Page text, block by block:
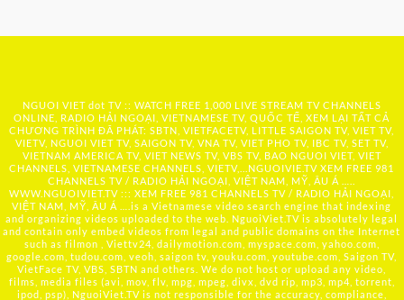
NGUOI VIET dot TV :: WATCH FREE 1,000 LIVE STREAM TV CHANNELS
ONLINE, RADIO HẢI NGOẠI, VIETNAMESE TV, QUỐC TẾ, XEM LẠI TẤT CẢ
CHƯƠNG TRÌNH ĐÃ PHÁT: SBTN, VIETFACETV, LITTLE SAIGON TV, VIET TV,
VIETV, NGUOI VIET TV, SAIGON TV, VNA TV, VIET PHO TV, IBC TV, SET TV,
VIETNAM AMERICA TV, VIET NEWS TV, VBS TV, BAO NGUOI VIET, VIET
CHANNELS, VIETNAMESE CHANNELS, VIETV,... NGUOIVIE.TV XEM FREE 981
CHANNELS TV / RADIO HẢI NGOẠI, VIỆT NAM, MỸ, ÂU Á …..
WWW.NGUOIVIET.TV ::: XEM FREE 981 CHANNELS TV / RADIO HẢI NGOẠI,
VIỆT NAM, MỸ, ÂU Á ….is a Vietnamese video search engine that indexing
and organizing videos uploaded to the web. NguoiViet.TV is absolutely legal
and contain only embed videos from legal and public domains on the Internet
such as filmon , Viettv24, dailymotion.com, myspace.com, yahoo.com,
google.com, tudou.com, veoh, saigon tv, youku.com, youtube.com, Saigon TV,
VietFace TV, VBS, SBTN and others. We do not host or upload any video,
films, media files (avi, mov, flv, mpg, mpeg, divx, dvd rip, mp3, mp4, torrent,
ipod, psp), NguoiViet.TV is not responsible for the accuracy, compliance,